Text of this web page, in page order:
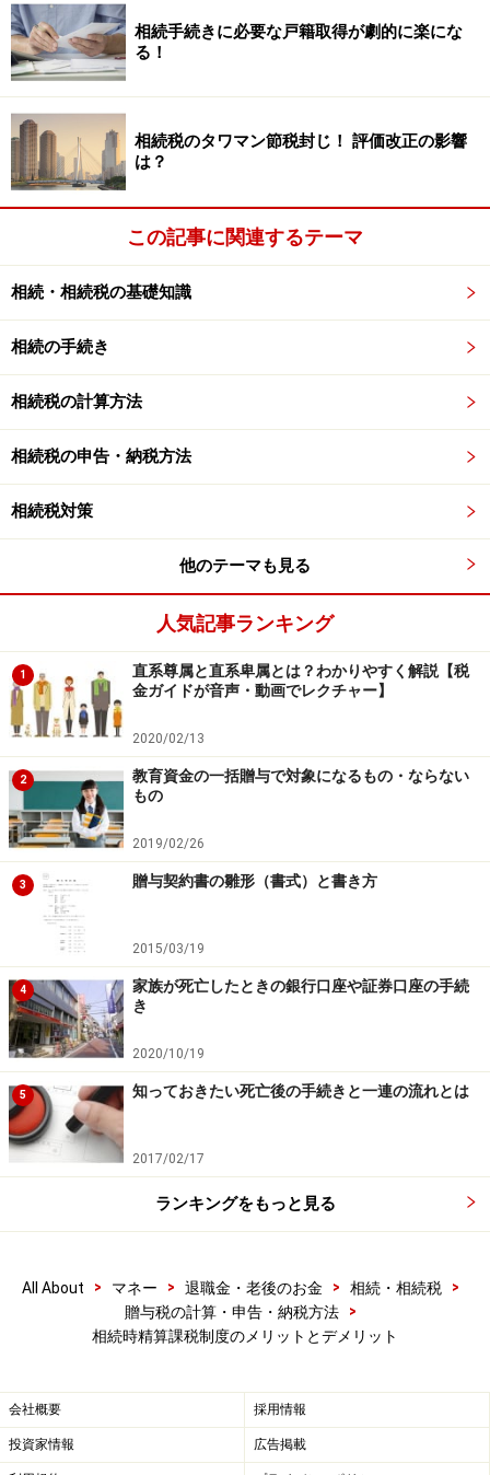
贈与財産が一定の要件を満たす住宅取得資金の場合に
は、贈与者の年齢の制限はありません。これを相続時精
算課税選択の特例と言い、平成33年12月31日までに延長
されました。
いったん相続時精算課税を選択したら変更できない
相続時精算課税を選択した場合は、それ以降のその贈与
者からの贈与は暦年課税を適用できません(暦年課税に戻
贈与者の相続時は、相続時精算課税での贈与財産を加算
して相続税を計算し、この相続税といったん支払ってい
ります）。
贈与税および相続税の計算例
相続時精算課税を利用した場合の、贈与から相続までの
流れにあわせた税金の計算例は以下の通りです。
平成20年に父から子へ2000万円贈与
贈与税の申告あり、贈与税の支払いなし（累計2500万円
までは贈与税がかからないため）
平成25年に父から子へ1000万円贈与（平成20年との
累計3000万円の贈与）
贈与税の申告あり、贈与税100万円支払い
（3000万円－2500万円）×20％＝100万円
平成26年に父から子へ110万円贈与
贈与税の申告あり、贈与税22万円支払い（暦年課税の基
礎控除が適用できないため）
平成27年、父に相続が発生（相続人は子が2人）
遺産1億円＋贈与財産3110万円－基礎控除4200万円＝課
税遺産総額8910万円
相続税1382万円－贈与税122万円＝1260万円（相続時の
納税金額）
相続手続きに必要な戸籍取得が劇的に楽にな
る！
相続税のタワマン節税封じ！ 評価改正の影響
は？
この記事に関連するテーマ
相続・相続税の基礎知識
相続の手続き
相続税の計算方法
相続税の申告・納税方法
相続税対策
他のテーマも見る
人気記事ランキング
1
直系尊属と直系卑属とは？わかりやすく解説【税
金ガイドが音声・動画でレクチャー】
2020/02/13
2
教育資金の一括贈与で対象になるもの・ならない
もの
2019/02/26
3 贈与契約書の雛形（書式）と書き方
2015/03/19
4
家族が死亡したときの銀行口座や証券口座の手続
き
2020/10/19
5 知っておきたい死亡後の手続きと一連の流れとは
2017/02/17
ランキングをもっと見る
All About > マネー > 退職金・老後のお金 > 相続・相続税
>
贈与税の計算・申告・納税方法
>
相続時精算課税制度のメリットとデメリット
会社概要 採用情報
投資家情報 広告掲載